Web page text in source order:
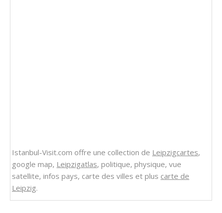
Istanbul-Visit.com offre une collection de Leipzigcartes,
google map, Leipzigatlas, politique, physique, vue
satellite, infos pays, carte des villes et plus carte de
Leipzig.